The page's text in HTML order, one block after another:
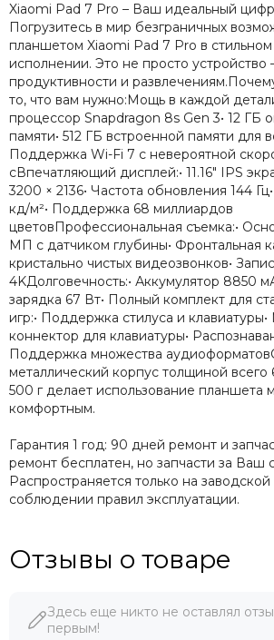
Xiaomi Pad 7 Pro – Ваш идеальный
Погрузитесь в мир безграничных
планшетом Xiaomi Pad 7 Pro в
исполнении. Это не просто устройство
продуктивности и
то, что вам нужно:Мощь в каждой
процессор Snapdragon 8s Gen 3• 12 ГБ
памяти• 512 ГБ встроенной памяти для
Поддержка Wi-Fi 7 с невероятной
сВпечатляющий дисплей:• 11.16" IPS
3200 × 2136• Частота обновления 144
кд/м²• Поддержка 68 миллиардов
цветовПрофессиональная съемка:•
МП с датчиком глубины• Фронтальная
кристально чистых видеозвонков•
4KДолговечность:• Аккумулятор 8850
зарядка 67 Вт• Полный комплект для
игр:• Поддержка стилуса и
коннектор для клавиатуры•
Поддержка множества
металлический корпус толщиной всего
500 г делает использование планшета
комфортным.
Гарантия 1 год: 90 дней ремонт и
ремонт бесплатен, но запчасти за Ваш
Распространяется только на
соблюдении правил эксплуатации.
Отзывы о товаре
Здесь еще никто не оставлял
первым!